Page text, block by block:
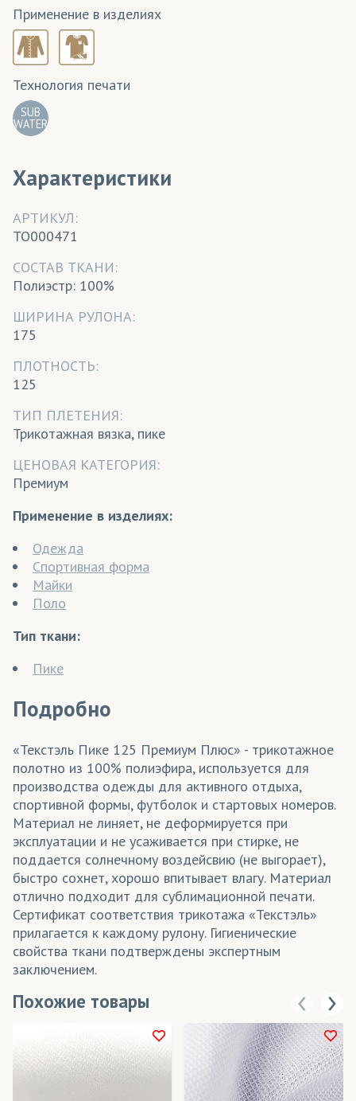
Применение в изделиях
Технология печати
SUB
WATER
Характеристики
АРТИКУЛ:
TO000471
CОСТАВ ТКАНИ:
Полиэстр: 100%
ШИРИНА РУЛОНА:
175
ПЛОТНОСТЬ:
125
ТИП ПЛЕТЕНИЯ:
Трикотажная вязка, пике
ЦЕНОВАЯ КАТЕГОРИЯ:
Премиум
Применение в изделиях:
Одежда
Спортивная форма
Майки
Поло
Тип ткани:
Пике
Подробно
«Текстэль Пике 125 Премиум Плюс» - трикотажное
полотно из 100% полиэфира, используется для
производства одежды для активного отдыха,
спортивной формы, футболок и стартовых номеров.
Материал не линяет, не деформируется при
эксплуатации и не усаживается при стирке, не
поддается солнечному воздейсвию (не выгорает),
быстро сохнет, хорошо впитывает влагу. Материал
отлично подходит для сублимационной печати.
Сертификат соответствия трикотажа «Текстэль»
прилагается к каждому рулону. Гигиенические
свойства ткани подтверждены экспертным
заключением.
Похожие товары